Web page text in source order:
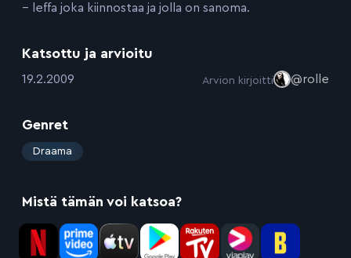
– leffa joka kiinnostaa ja jolla on sanoma.
Katsottu ja arvioitu
:19.2.2009 Arvion kirjoitti @rolle
Genret
: Draama
Mistä tämän voi katsoa?